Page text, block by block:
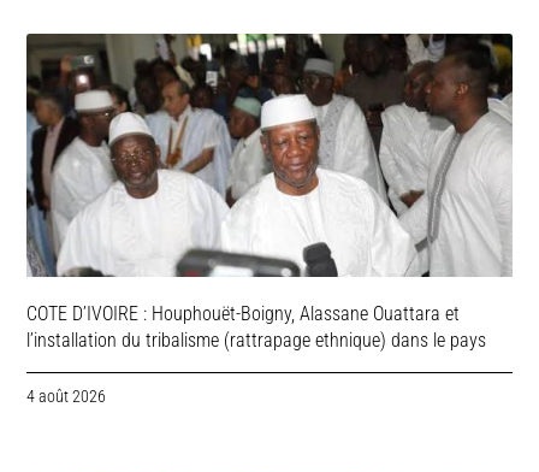
COTE D’IVOIRE : Houphouët-Boigny, Alassane Ouattara et
l’installation du tribalisme (rattrapage ethnique) dans le pays
4 août 2026